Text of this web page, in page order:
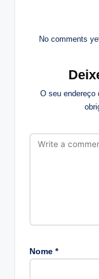
No comments
O seu endereço
Nome *